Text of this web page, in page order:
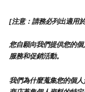
[注意：請務必列出適用
您自願向我們提供您的
服務和促銷活動。
我們為什麼蒐集您的個人